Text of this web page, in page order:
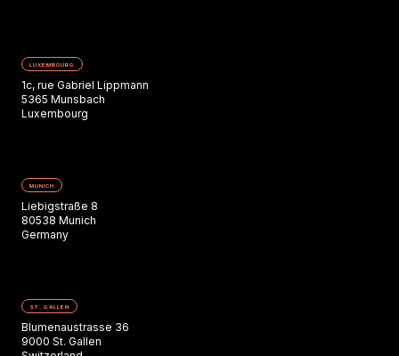
LUXEMBOURG
1c, rue Gabriel Lippmann
5365 Munsbach
Luxembourg
MUNICH
Liebigstraße 8
80538 Munich
Germany
ST. GALLEN
Blumenaustrasse 36
9000 St. Gallen